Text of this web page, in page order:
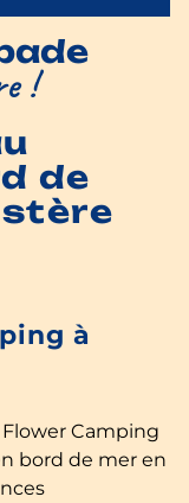
!
de
à
Camping
bord de mer en